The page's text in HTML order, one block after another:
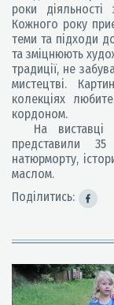
роки діяльності
Кожного року
теми та підходи
та зміцнюють
традиції, не
мистецтві.
колекціях
кордоном.
На виставці
представили
натюрморту,
маслом.
Поділитись: